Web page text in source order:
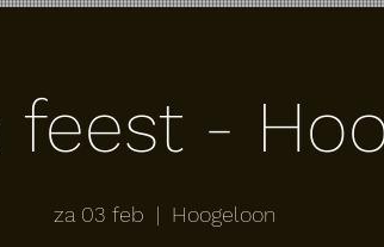
feest -
za 03 feb
  |
Hoogeloon